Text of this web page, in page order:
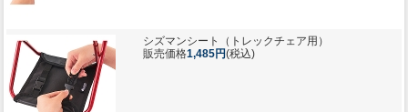
シズマンシート（トレックチェア用）
販売価格1,485円(税込)